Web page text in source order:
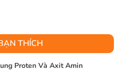
THÍCH
Proten Và Axit Amin